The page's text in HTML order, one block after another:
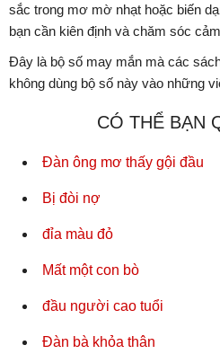
sắc trong mơ mờ nhạt hoặc biến
bạn cần kiên định và chăm sóc
Đây là bộ số may mắn mà các
không dùng bộ số này vào những
CÓ THỂ BẠN
Đàn ông mơ thấy gội đầu
Bị đòi nợ
đỉa màu đỏ
Mất một con bò
đầu người cao tuổi
Đàn bà khỏa thân